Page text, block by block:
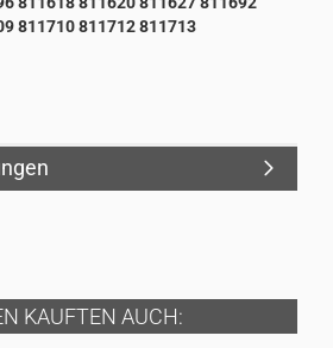
811710 811712 811713
KAUFTEN AUCH: